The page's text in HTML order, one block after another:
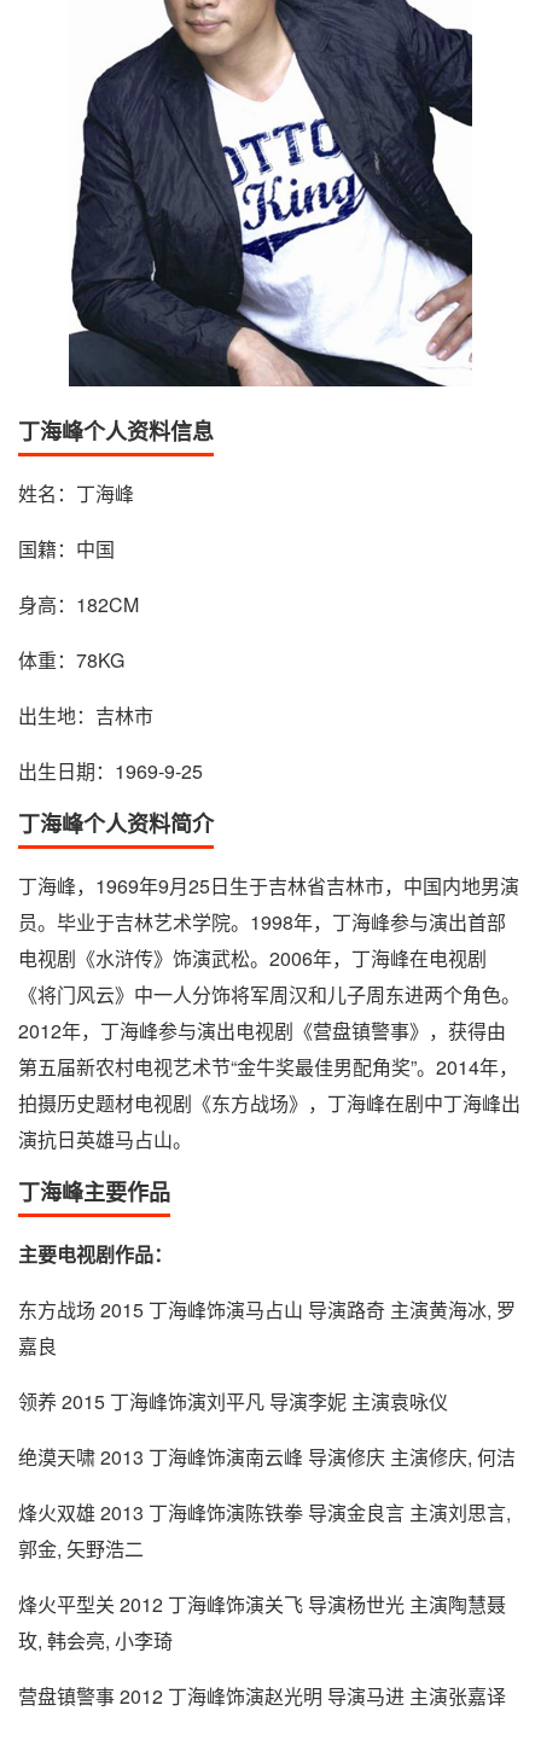
丁海峰个人资料信息
姓名：丁海峰
国籍：中国
身高：182CM
体重：78KG
出生地：吉林市
出生日期：1969-9-25
丁海峰个人资料简介
丁海峰，1969年9月25日生于吉林省吉林市，中国内地男演
员。毕业于吉林艺术学院。1998年，丁海峰参与演出首部
电视剧《水浒传》饰演武松。2006年，丁海峰在电视剧
《将门风云》中一人分饰将军周汉和儿子周东进两个角色。
2012年，丁海峰参与演出电视剧《营盘镇警事》，获得由
第五届新农村电视艺术节“金牛奖最佳男配角奖”。2014年，
拍摄历史题材电视剧《东方战场》，丁海峰在剧中丁海峰出
演抗日英雄马占山。
丁海峰主要作品
主要电视剧作品：
东方战场 2015 丁海峰饰演马占山 导演路奇 主演黄海冰, 罗
嘉良
领养 2015 丁海峰饰演刘平凡 导演李妮 主演袁咏仪
绝漠天啸 2013 丁海峰饰演南云峰 导演修庆 主演修庆, 何洁
烽火双雄 2013 丁海峰饰演陈铁拳 导演金良言 主演刘思言,
郭金, 矢野浩二
烽火平型关 2012 丁海峰饰演关飞 导演杨世光 主演陶慧聂
玫, 韩会亮, 小李琦
营盘镇警事 2012 丁海峰饰演赵光明 导演马进 主演张嘉译